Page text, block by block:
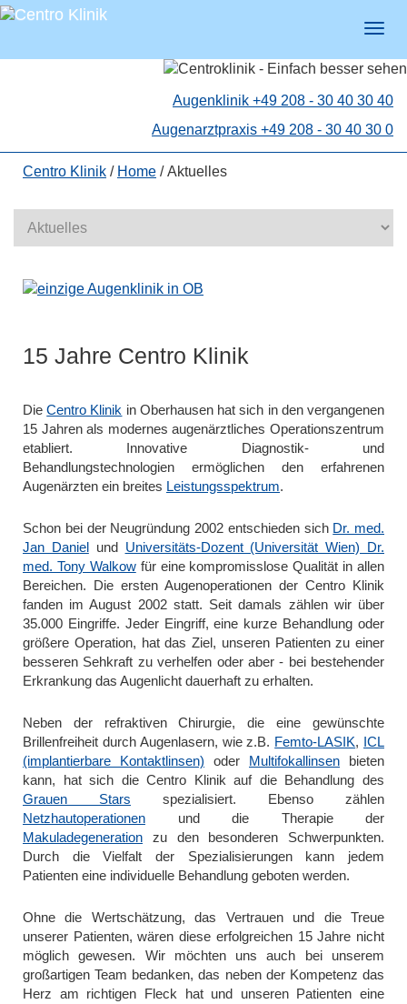
Augenklinik +49 208 - 30 40 30 40
Augenarztpraxis +49 208 - 30 40 30 0
Centro Klinik / Home / Aktuelles
15 Jahre Centro Klinik
DieCentro Klinik in Oberhausen hat sich in den vergangenen
15 Jahren als modernes augenärztliches Operationszentrum
etabliert. Innovative Diagnostik- und
Behandlungstechnologien ermöglichen den erfahrenen
Augenärzten ein breites Leistungsspektrum.
Schon bei der Neugründung 2002 entschieden sich Dr. med.
Jan Danielund Universitäts-Dozent (Universität Wien) Dr.
med. Tony Walkowfür eine kompromisslose Qualität in allen
Bereichen. Die ersten Augenoperationen der Centro Klinik
fanden im August 2002 statt. Seit damals zählen wir über
35.000 Eingriffe. Jeder Eingriff, eine kurze Behandlung oder
größere Operation, hat das Ziel, unseren Patienten zu einer
besseren Sehkraft zu verhelfen oder aber - bei bestehender
Erkrankung das Augenlicht dauerhaft zu erhalten.
Neben der refraktiven Chirurgie, die eine gewünschte
Brillenfreiheit durch Augenlasern, wie z.B. Femto-LASIK, ICL
(implantierbare Kontaktlinsen) oder Multifokallinsen bieten
kann, hat sich die Centro Klinik auf die Behandlung des
Grauen Stars spezialisiert. Ebenso zählen
Netzhautoperationen und die Therapie der
Makuladegeneration zu den besonderen Schwerpunkten.
Durch die Vielfalt der Spezialisierungen kann jedem
Patienten eine individuelle Behandlung geboten werden.
Ohne die Wertschätzung, das Vertrauen und die Treue
unserer Patienten, wären diese erfolgreichen 15 Jahre nicht
möglich gewesen. Wir möchten uns auch bei unserem
großartigen Team bedanken, das neben der Kompetenz das
Herz am richtigen Fleck hat und unseren Patienten eine